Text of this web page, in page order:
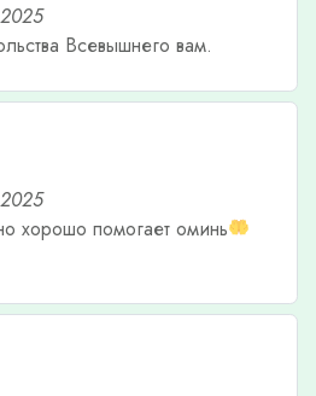
Всевышнего вам.
хорошо помогает оминь